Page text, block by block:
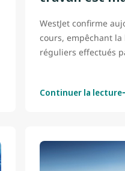
WestJet confirme
cours, empêchant la
réguliers effectués
Continuer la lecture